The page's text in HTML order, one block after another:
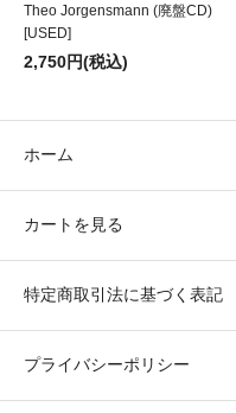
Theo Jorgensmann (廃盤CD)
[USED]
2,750円(税込)
ホーム
カートを見る
特定商取引法に基づく表記
プライバシーポリシー